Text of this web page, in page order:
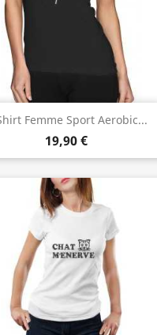
Femme Sport Aerobic...
19,90 €